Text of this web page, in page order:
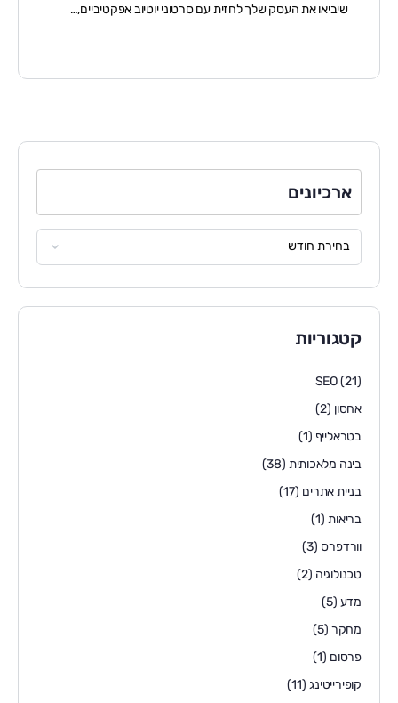
שיביאו את העסק שלך לחזית עם סרטוני יוטיוב אפקטיביים,…
ארכיונים
קטגוריות
SEO(21)
אחסון (2)
בטראלייף (1)
בינה מלאכותית (38)
בניית אתרים (17)
בריאות(1)
וורדפרס (3)
טכנולוגיה (2)
מדע (5)
מחקר (5)
פרסום (1)
קופירייטינג(11)